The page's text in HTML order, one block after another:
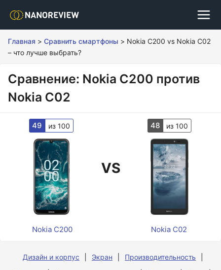
Главная > Сравнить смартфоны > Nokia C200 vs Nokia C02
– что лучше выбрать?
Сравнение: Nokia C200 против
Nokia C02
49 из 100
VS
48 из 100
Nokia C200 Nokia C02
Дизайн и корпус Экран
Производительность